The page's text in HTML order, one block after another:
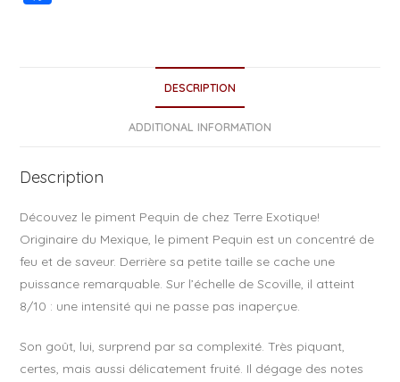
o
k
DESCRIPTION
ADDITIONAL INFORMATION
Description
Découvez le piment Pequin de chez Terre Exotique!
Originaire du Mexique, le piment Pequin est un concentré de
feu et de saveur. Derrière sa petite taille se cache une
puissance remarquable. Sur l’échelle de Scoville, il atteint
8/10 : une intensité qui ne passe pas inaperçue.
Son goût, lui, surprend par sa complexité. Très piquant,
certes, mais aussi délicatement fruité. Il dégage des notes